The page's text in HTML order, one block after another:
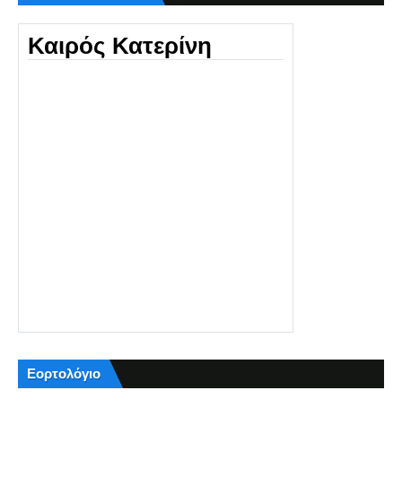
Καιρός Κατερίνη
Εορτολόγιο